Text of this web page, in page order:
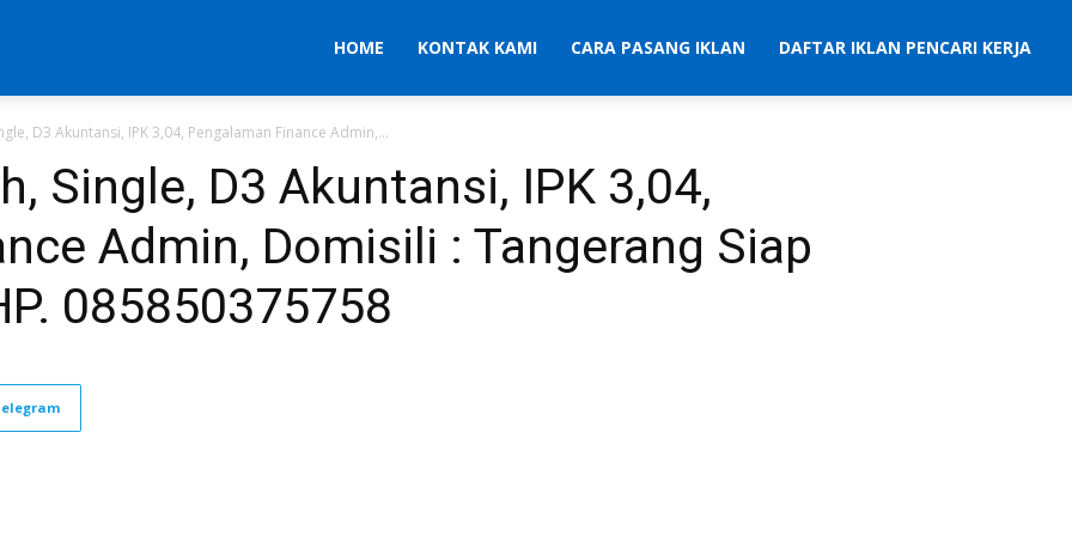
HOME KONTAK KAMI CARA PASANG IKLAN DAFTAR IKLAN PENCARI KERJA
D3 Akuntansi, IPK 3,04, Pengalaman Finance Admin,...
Single, D3 Akuntansi, IPK 3,04,
Admin, Domisili : Tangerang Siap
085850375758